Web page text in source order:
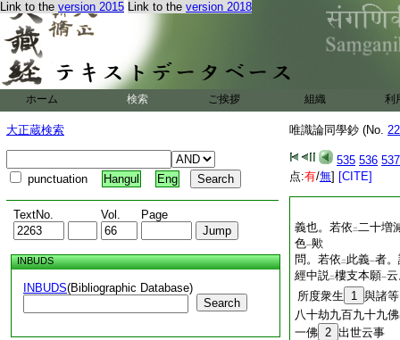
Link to the version 2015 Link to the version 2018
ホーム 検索 ご挨拶 組織 利
大正蔵検索
punctuation Hangul Eng
TextNo. Vol. Page
INBUDS
INBUDS(Bibliographic Database)
Search
唯識論同學鈔 (No.
535 536 537
点:有/無] [CITE]
義也。若依 二二十増
色一歟
問。若依 二 此義一者
經中説二樓支本願一
所度衆生
1 與諸等
八十劫九百九十九
一佛 2 出世云事